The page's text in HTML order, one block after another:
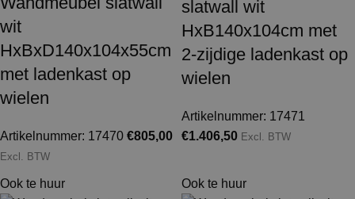
wit
HxBxD140x104x55cm
met ladenkast op
wielen
Artikelnummer: 17470 €805,00
Excl. BTW
slatwall wit
HxB140x104cm met
2-zijdige ladenkast op
wielen
Artikelnummer: 17471
€1.406,50 Excl. BTW
Ook te huur Ook te huur